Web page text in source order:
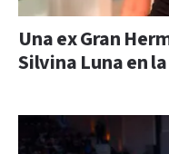
Una ex Gran
Silvina Luna en